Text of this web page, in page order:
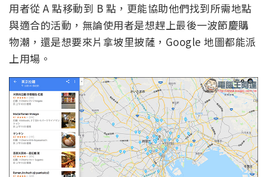
用者從 A 點移動到 B 點，更能協助他們找到所需地點
與適合的活動，無論使用者是想趕上最後一波節慶購
物潮，還是想要來片拿坡里披薩，Google 地圖都能派
上用場。